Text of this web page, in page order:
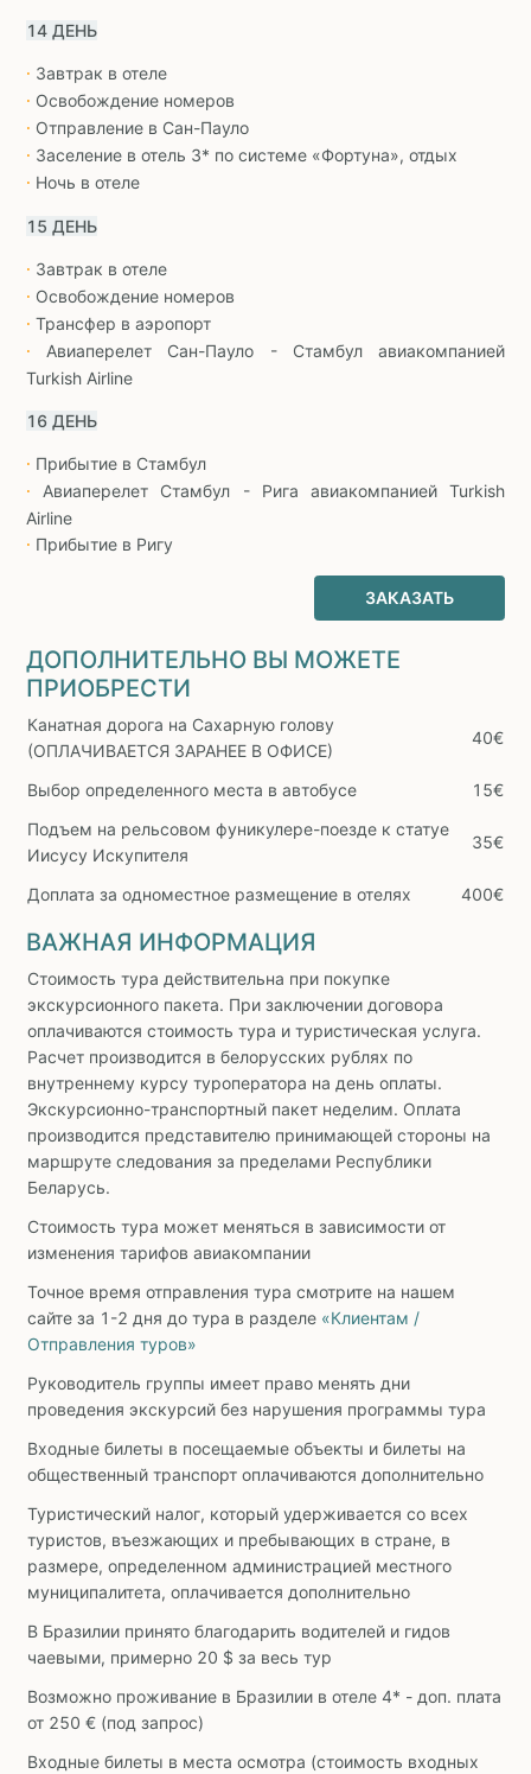
14 ДЕНЬ
∙ Завтрак в отеле
∙ Освобождение номеров
∙ Отправление в Сан-Пауло
∙ Заселение в отель 3* по системе «Фортуна», отдых
∙ Ночь в отеле
15 ДЕНЬ
∙ Завтрак в отеле
∙ Освобождение номеров
∙ Трансфер в аэропорт
∙
Авиаперелет Сан-Пауло - Стамбул авиакомпанией
Turkish Airline
16 ДЕНЬ
∙ Прибытие в Стамбул
∙
Авиаперелет Стамбул - Рига авиакомпанией Turkish
Airline
∙ Прибытие в Ригу
ЗАКАЗАТЬ
ДОПОЛНИТЕЛЬНО ВЫ МОЖЕТЕ
ПРИОБРЕСТИ
Канатная дорога на Сахарную голову
(ОПЛАЧИВАЕТСЯ ЗАРАНЕЕ В ОФИСЕ)
40€
Выбор определенного места в автобусе
15€
Подъем на рельсовом фуникулере-поезде к статуе
Иисусу Искупителя
35€
Доплата за одноместное размещение в отелях 400€
ВАЖНАЯ ИНФОРМАЦИЯ
Стоимость тура действительна при покупке
экскурсионного пакета. При заключении договора
оплачиваются стоимость тура и туристическая услуга.
Расчет производится в белорусских рублях по
внутреннему курсу туроператора на день оплаты.
Экскурсионно-транспортный пакет неделим. Оплата
производится представителю принимающей стороны на
маршруте следования за пределами Республики
Беларусь.
Стоимость тура может меняться в зависимости от
изменения тарифов авиакомпании
Точное время отправления тура смотрите на нашем
сайте за 1-2 дня до тура в разделе «Клиентам /
Отправления туров»
Руководитель группы имеет право менять дни
проведения экскурсий без нарушения программы тура
Входные билеты в посещаемые объекты и билеты на
общественный транспорт оплачиваются дополнительно
Туристический налог, который удерживается со всех
туристов, въезжающих и пребывающих в стране, в
размере, определенном администрацией местного
муниципалитета, оплачивается дополнительно
В Бразилии принято благодарить водителей и гидов
чаевыми, примерно 20 $ за весь тур
Возможно проживание в Бразилии в отеле 4* - доп. плата
от 250 € (под запрос)
Входные билеты в места осмотра (стоимость входных